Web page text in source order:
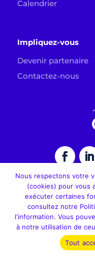
Calendrier
Impliquez-vous
Devenir partenaire
Contactez-nous
Nos
Nous respectons votre
(cookies) pour vous
exécuter certaines
consultez notre
l'information. Vous
à notre utilisation de
Tout